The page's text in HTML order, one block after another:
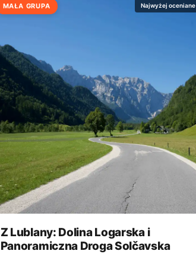
MAŁA GRUPA Najwyżej oceniane
Z Lublany: Dolina Logarska i
Panoramiczna Droga Solčavska